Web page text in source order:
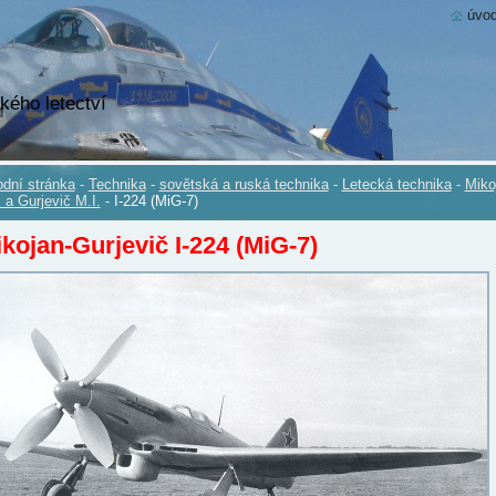
letectví
stránka - Technika - sovětská a ruská technika - Letecká technika -
a Gurjevič M.I. - I-224 (MiG-7)
Gurjevič I-224 (MiG-7)